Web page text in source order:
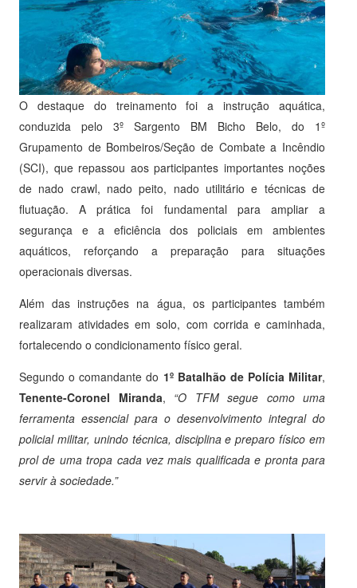
O destaque do treinamento foi a instrução aquática,
conduzida pelo 3º Sargento BM Bicho Belo, do 1º
Grupamento de Bombeiros/Seção de Combate a Incêndio
(SCI), que repassou aos participantes importantes noções
de nado crawl, nado peito, nado utilitário e técnicas de
flutuação. A prática foi fundamental para ampliar a
segurança e a eficiência dos policiais em ambientes
aquáticos, reforçando a preparação para situações
operacionais diversas.
Além das instruções na água, os participantes também
realizaram atividades em solo, com corrida e caminhada,
fortalecendo o condicionamento físico geral.
Segundo o comandante do 1º Batalhão de Polícia Militar,
Tenente-Coronel Miranda, “O TFM segue como uma
ferramenta essencial para o desenvolvimento integral do
policial militar, unindo técnica, disciplina e preparo físico em
prol de uma tropa cada vez mais qualificada e pronta para
servir à sociedade.”